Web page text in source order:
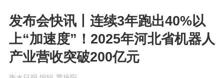
发布会快讯丨连续3年跑出40%以
上“加速度”！2025年河北省机器人
产业营收突破200亿元